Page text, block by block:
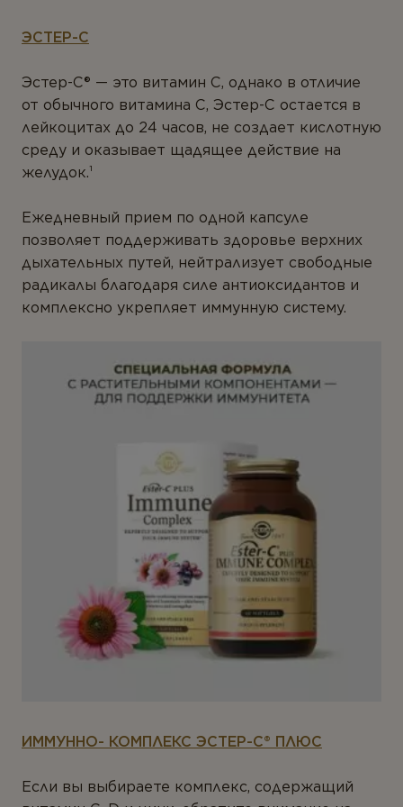
ЭСТЕР-С
Эстер-С® — это витамин С, однако в отличие
от обычного витамина С, Эстер-С остается в
лейкоцитах до 24 часов, не создает кислотную
среду и оказывает щадящее действие на
желудок.¹
Ежедневный прием по одной капсуле
позволяет поддерживать здоровье верхних
дыхательных путей, нейтрализует свободные
радикалы благодаря силе антиоксидантов и
комплексно укрепляет иммунную систему.
ИММУННО- КОМПЛЕКС ЭСТЕР-C® ПЛЮС
Если вы выбираете комплекс, содержащий